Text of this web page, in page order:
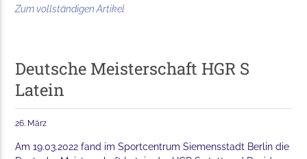
Zum vollständigen Artikel
Deutsche Meisterschaft HGR S
Latein
26. März
Am 19.03.2022 fand im Sportcentrum Siemensstadt Berlin die